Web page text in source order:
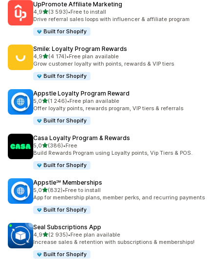
UpPromote Affiliate Marketing
4,9na 5 gwiazdek
(3 593)
Łączna liczba recenzji: 3593
•Free to install
Drive referral sales loops with influencer & affiliate program
Built for Shopify
Smile: Loyalty Program Rewards
4,9na 5 gwiazdek
(4 174)
Łączna liczba recenzji: 4174
•Free plan available
Grow customer loyalty with points, rewards & VIP tiers
Built for Shopify
Appstle Loyalty Program Reward
5,0na 5 gwiazdek
(1 246)
Łączna liczba recenzji: 1246
•Free plan available
Offer loyalty points, rewards program, VIP tiers & referrals
Built for Shopify
Casa Loyalty Program & Rewards
5,0na 5 gwiazdek
(386)
Łączna liczba recenzji: 386
•Free
Build Rewards Program using Loyalty points, Vip Tiers & POS.
Built for Shopify
Appstle℠ Memberships
5,0na 5 gwiazdek
(832)
Łączna liczba recenzji: 832
•Free to install
App for membership plans, member perks, and recurring payments
Built for Shopify
Seal Subscriptions App
4,9na 5 gwiazdek
(2 935)
Łączna liczba recenzji: 2935
•Free plan available
Increase sales & retention with subscriptions & memberships!
Built for Shopify